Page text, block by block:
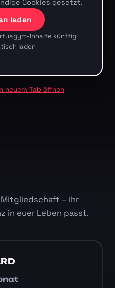
Cookies gesetzt.
laden
Inhalte künftig
laden
neuem Tab öffnen
Mitgliedschaft – ihr
in euer Leben passt.